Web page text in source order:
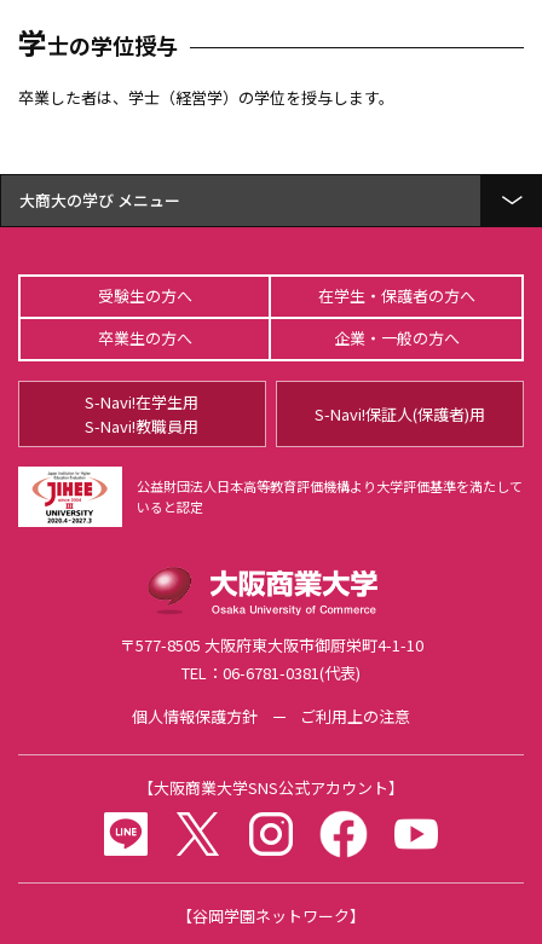
学士の学位授与
卒業した者は、学士（経営学）の学位を授与します。
大商大の学び
総合経営学部 経営学科とは
総合経営学部 商学科とは
公共学部 公共学科とは
学科教育の3つのポリシー
学びの特徴
4年間の学び
公認スポーツ指導者資格
社会調査士科目
OBPコース（大阪商業大学ビジネス・パイオニアコース）
大商大ビジネス・アイディアコンテスト
〒577-8505 大阪府東大阪市御厨栄町4-1-10
TEL：06-6781-0381(代表)
個人情報保護方針
ご利用上の注意
【 大阪商業大学SNS公式アカウント】
LINE
twitter instagram facebook
【谷岡学園ネットワーク】
受験生の方へ
在学生・保護者の方へ
卒業生の方へ
企業・一般の方へ
S-Navi!在学生用
S-Navi!教職員用
S-Navi!保証人(保護者)用
公益財団法人日本高等教育評価機構より大学評価基準を満たして
いると認定